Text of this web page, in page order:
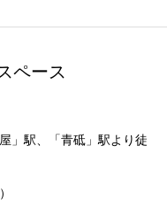
ペース
」駅、「青砥」駅より徒